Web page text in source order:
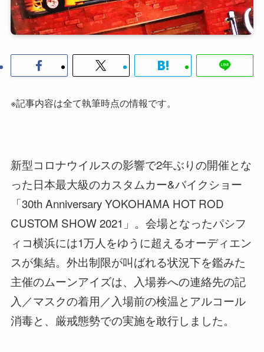
※記事内容は全て執筆時点の情報です。
新型コロナウイルスの影響で2年ぶりの開催とな
った日本最大級のカスタムカー&バイクショー
「30th Anniversary YOKOHAMA HOT ROD
CUSTOM SHOW 2021」。会場となったパシフ
ィコ横浜には1万人をゆうに超えるオーディエン
スが集結。外出制限が叫ばれる状況下を鑑みた
主催のムーンアイズは、入場券への連絡先の記
入／マスクの着用／入場前の検温とアルコール
消毒と、厳戒態勢での実施を敢行しました。